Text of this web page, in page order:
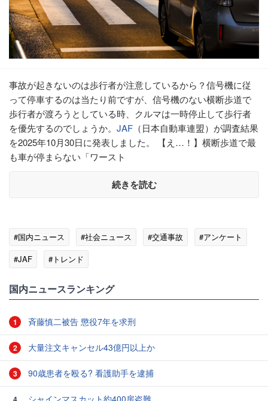
事故が起きないのは歩行者が注意しているから？信号機に従
って停車するのは当たり前ですが、信号機のない横断歩道で
歩行者が渡ろうとしている時、クルマは一時停止して歩行者
を優先するのでしょうか。 JAF （日本自動車連盟）が調査結果
を2025年10月30日に発表しました。 【え…！】横断歩道で最
も車が停まらない「ワースト
続きを読む
#国内ニュース #社会ニュース #交通事故
#アンケート
#JAF
#トレンド
国内ニュースランキング
1 斉藤慎二被告 懲役7年を求刑
2 大量注文キャンセル43億円以上か
3 90歳患者を殴る? 看護助手を逮捕
シャインマスカット約400房盗難